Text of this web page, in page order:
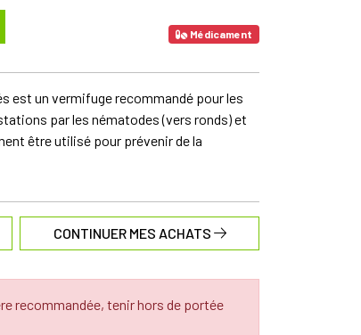
Médicament
est un vermifuge recommandé pour les
par les nématodes (vers ronds) et
être utilisé pour prévenir de la
CONTINUER MES ACHATS
recommandée, tenir hors de portée